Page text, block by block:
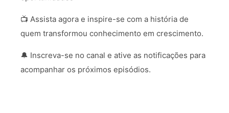
📺 Assista agora e inspire-se com a história de
quem transformou conhecimento em crescimento.
🔔 Inscreva-se no canal e ative as notificações para
acompanhar os próximos episódios.